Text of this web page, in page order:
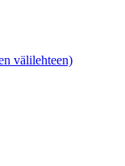
välilehteen)